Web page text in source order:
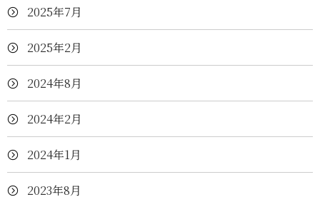
2025年7月
2025年2月
2024年8月
2024年2月
2024年1月
2023年8月